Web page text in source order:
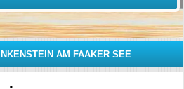
AM FAAKER SEE